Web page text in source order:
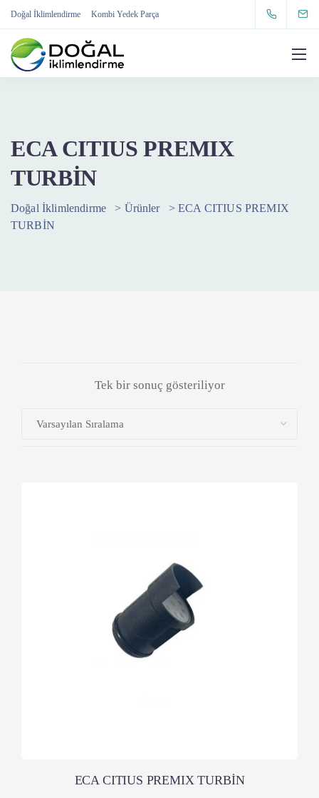
Doğal İklimlendirme Kombi Yedek Parça
ECA CITIUS PREMIX
TURBİN
Doğal İklimlendirme > Ürünler >ECA CITIUS PREMIX
TURBİN
Tek bir sonuç gösteriliyor
ECA CITIUS PREMIX TURBİN